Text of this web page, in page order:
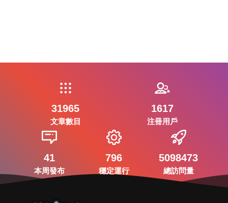
31965
文章數目
1617
注冊用戶
41
本周發布
796
穩定運行
5098473
總訪問量